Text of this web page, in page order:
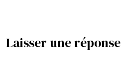
Laisser une réponse